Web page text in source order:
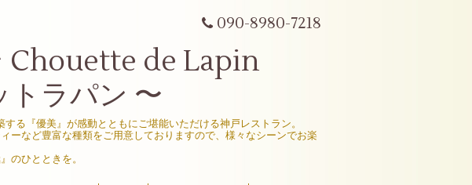
090-8980-7218
Chouette de Lapin
パン 〜
る『優美』が感動とともにご堪能いただける神戸レストラン。
ーなど豊富な種類をご用意しておりますので、様々なシーンでお楽
のひとときを。